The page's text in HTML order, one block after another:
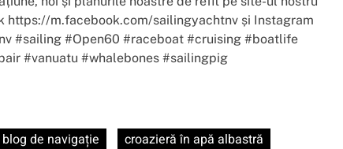
https://m.facebook.com/sailingyachtnv și Instagram
#sailing #Open60 #raceboat #cruising #boatlife
#vanuatu #whalebones #sailingpig
blog de navigație
croazieră în apă albastră